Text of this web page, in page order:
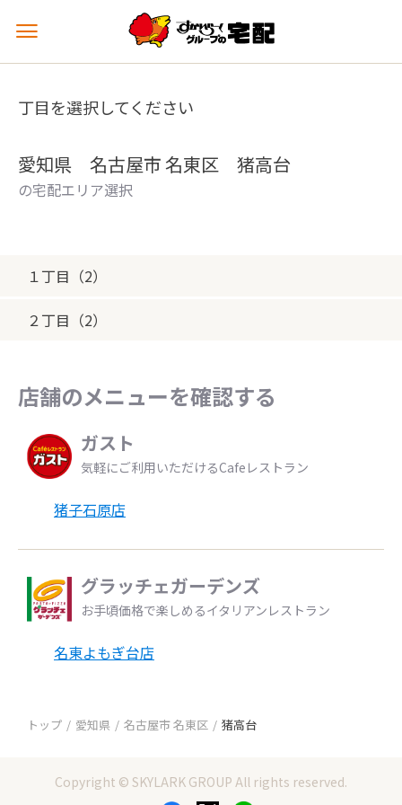
メ
ュ
を
丁目を選択してください
愛知県 名古屋市 名東区 猪高台
の宅配エリア選択
１丁目（2）
２丁目（2）
店舗のメニューを確認する
ガスト
気軽にご利用いただけるCafeレストラン
猪子石原店
グラッチェガーデンズ
お手頃価格で楽しめるイタリアンレストラン
名東よもぎ台店
トップ 愛知県 名古屋市 名東区 猪高台
Copyright © SKYLARK GROUP All rights reserved.